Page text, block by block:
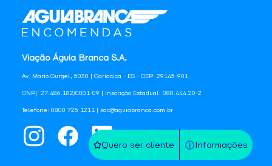
Quero ser cliente Informações
Viação Águia Branca S.A.
Av. Mario Gurgel, 5030 | Cariacica - ES - CEP: 29145-901
CNPJ: 27.486.182/0001-09 | Inscrição Estadual: 080.444.20-2
Telefone: 0800 725 1211 | sac@aguiabranca.com.br